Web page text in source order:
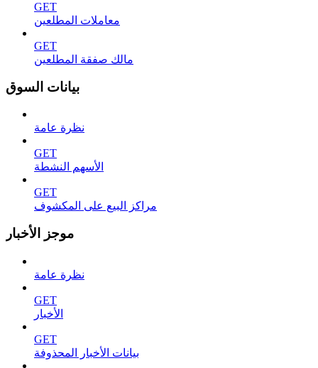
GET
معاملات المطلعين
GET
مالك صفقة المطلعين
بيانات السوق
نظرة عامة
GET
الأسهم النشطة
GET
مراكز البيع على المكشوف
موجز الأخبار
نظرة عامة
GET
الأخبار
GET
بيانات الأخبار المحذوفة